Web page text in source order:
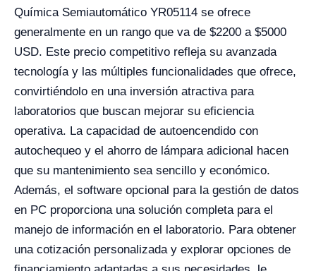
Química Semiautomático YR05114 se ofrece
generalmente en un rango que va de $2200 a $5000
USD. Este precio competitivo refleja su avanzada
tecnología y las múltiples funcionalidades que ofrece,
convirtiéndolo en una inversión atractiva para
laboratorios que buscan mejorar su eficiencia
operativa. La capacidad de autoencendido con
autochequeo y el ahorro de lámpara adicional hacen
que su mantenimiento sea sencillo y económico.
Además, el software opcional para la gestión de datos
en PC proporciona una solución completa para el
manejo de información en el laboratorio. Para obtener
una cotización personalizada y explorar opciones de